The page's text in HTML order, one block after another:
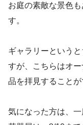
お庭の素敵な景色
す。
ギャラリーという
すが、こちらはオ
品を拝見することが
気になった方は、一